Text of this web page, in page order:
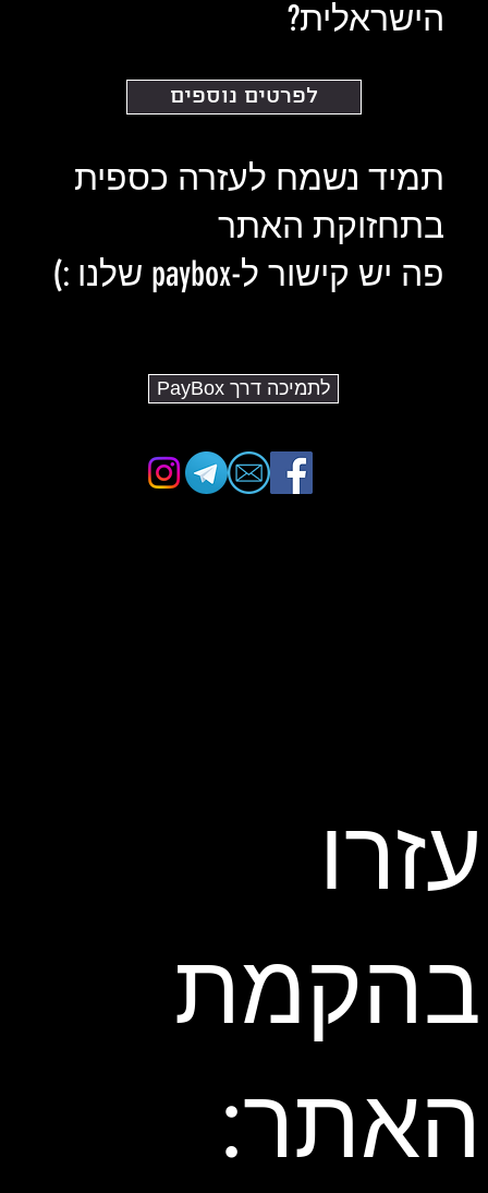
עזרו
בהקמת
האתר:
תמיד נשמח לעזרה כספית
בתחזוקת האתר
פה יש קישור ל-paybox שלנו :)
לתמיכה דרך PayBox
הישראלית?
לפרטים נוספים